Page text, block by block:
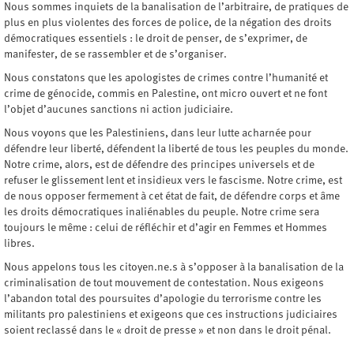
Nous sommes inquiets de la banalisation de l’arbitraire, de pratiques de
plus en plus violentes des forces de police, de la négation des droits
démocratiques essentiels : le droit de penser, de s’exprimer, de
manifester, de se rassembler et de s’organiser.
Nous constatons que les apologistes de crimes contre l’humanité et
crime de génocide, commis en Palestine, ont micro ouvert et ne font
l’objet d’aucunes sanctions ni action judiciaire.
Nous voyons que les Palestiniens, dans leur lutte acharnée pour
défendre leur liberté, défendent la liberté de tous les peuples du monde.
Notre crime, alors, est de défendre des principes universels et de
refuser le glissement lent et insidieux vers le fascisme. Notre crime, est
de nous opposer fermement à cet état de fait, de défendre corps et âme
les droits démocratiques inaliénables du peuple. Notre crime sera
toujours le même : celui de réfléchir et d’agir en Femmes et Hommes
libres.
Nous appelons tous les citoyen.ne.s à s’opposer à la banalisation de la
criminalisation de tout mouvement de contestation. Nous exigeons
l’abandon total des poursuites d’apologie du terrorisme contre les
militants pro palestiniens et exigeons que ces instructions judiciaires
soient reclassé dans le « droit de presse » et non dans le droit pénal.